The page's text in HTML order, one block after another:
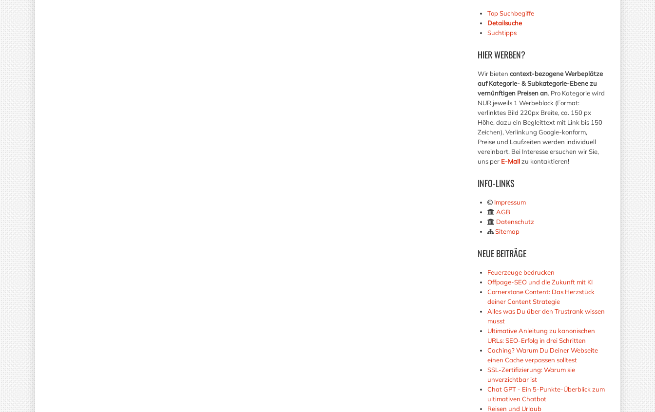
Top Suchbegiffe
Detailsuche
Suchtipps
HIERWERBEN?
Wir bieten context-bezogene Werbeplätze
auf Kategorie- & Subkategorie-Ebene zu
vernünftigen Preisen an. Pro Kategorie wird
NUR jeweils 1 Werbeblock (Format:
verlinktes Bild 220px Breite, ca. 150 px
Höhe, dazu ein Begleittext mit Link bis 150
Zeichen), Verlinkung Google-konform,
Preise und Laufzeiten werden individuell
vereinbart. Bei Interesse ersuchen wir Sie,
uns per E-Mailzu kontaktieren!
INFO-LINKS
Impressum
AGB
Datenschutz
Sitemap
NEUEBEITRÄGE
Feuerzeuge bedrucken
Offpage-SEO und die Zukunft mit KI
Cornerstone Content: Das Herzstück
deiner Content Strategie
Alles was Du über den Trustrank wissen
musst
Ultimative Anleitung zu kanonischen
URLs: SEO-Erfolg in drei Schritten
Caching? Warum Du Deiner Webseite
einen Cache verpassen solltest
SSL-Zertifizierung: Warum sie
unverzichtbar ist
Chat GPT - Ein 5-Punkte-Überblick zum
ultimativen Chatbot
Reisen und Urlaub